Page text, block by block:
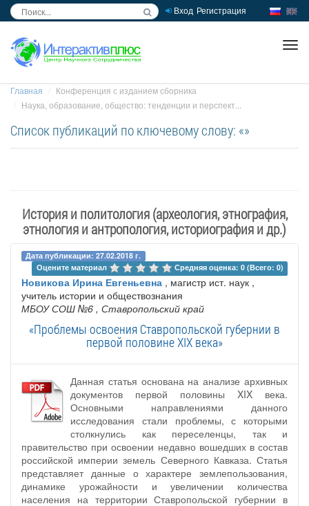
Вход Регистрация
Главная
Конференция с изданием сборника
Наука, образование, общество: тенденции и перспект...
Список публикаций по ключевому слову: «»
История и политология (археология, этнография,
этнология и антропология, историография и др.)
Дата публикации: 27.02.2018 г.
Оцените материал
Средняя оценка: 0 (Всего: 0)
Новикова Ирина Евгеньевна , магистр ист. наук ,
учитель истории и обществознания
МБОУ СОШ №6 , Ставропольский край
«Проблемы освоения Ставропольской губернии в
первой половине XIX века»
Данная статья основана на анализе архивных
документов первой половины XIX века.
Основными направлениями данного
исследования стали проблемы, с которыми
столкнулись как переселенцы, так и
правительство при освоении недавно вошедших в состав
российской империи земель Северного Кавказа. Статья
представляет данные о характере землепользования,
динамике урожайности и увеличении количества
населения на территории Ставропольской губернии в